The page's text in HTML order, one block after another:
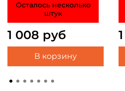
Осталось несколько
штук
1 008 руб
В корзину